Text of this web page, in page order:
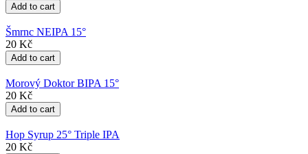
Šmrnc NEIPA 15°
20 Kč
Morový Doktor BIPA 15°
20 Kč
Hop Syrup 25° Triple IPA
20 Kč